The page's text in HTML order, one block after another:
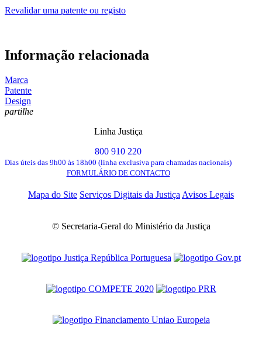
Revalidar uma patente ou registo
Informação relacionada
Marca
Patente
Design
partilhe
Linha Justiça
800 910 220
Dias úteis das 9h00 às 18h00 (linha exclusiva para chamadas nacionais)
FORMULÁRIO DE CONTACTO
Mapa do Site Serviços Digitais da Justiça Avisos Legais
© Secretaria-Geral do Ministério da Justiça